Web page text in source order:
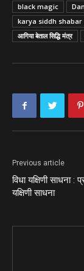
black magic
karya siddh
आगिया बेताल सिद्धि मंत्र
Previous article
विधा यक्षिणी साधना
यक्षिणी साधना